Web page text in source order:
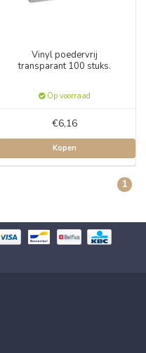
Vinyl poedervrij
transparant 100 stuks.
Op voorraad
€6,16
Kopen
1